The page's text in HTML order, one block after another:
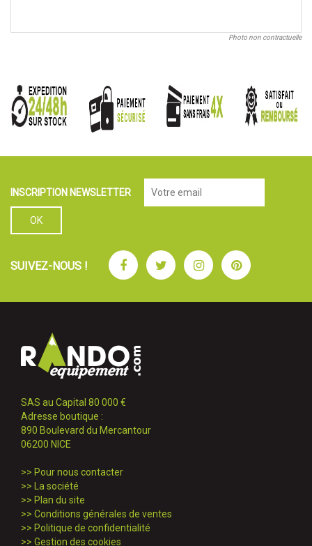
Photo non contractuelle
INSCRIPTION NEWSLETTER
SUIVEZ-NOUS ! FacebookTwitterInstagramPinterest
SAS au Capital 80 000 €
Adresse boutique :
890 Boulevard du Mercantour
06200 NICE
>> Pour nous contacter
>> La société
>> Plan du site
>> Conditions générales de ventes
>> Politique de confidentialité
>> Gestion des cookies